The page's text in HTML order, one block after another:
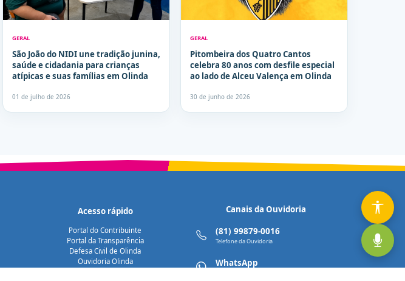
GERAL
São João do NIDI une tradição junina,
saúde e cidadania para crianças
atípicas e suas famílias em Olinda
01 de julho de 2026
GERAL
Pitombeira dos Quatro Cantos
celebra 80 anos com desfile especial
ao lado de Alceu Valença em Olinda
30 de junho de 2026
Acesso rápido
Portal do Contribuinte
Portal da Transparência
Defesa Civil de Olinda
Ouvidoria Olinda
Canais da Ouvidoria
(81) 99879-0016
Telefone da Ouvidoria
WhatsApp